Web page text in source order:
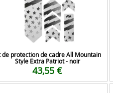
de protection de cadre All Mountain
Style Extra Patriot - noir
43,55 €